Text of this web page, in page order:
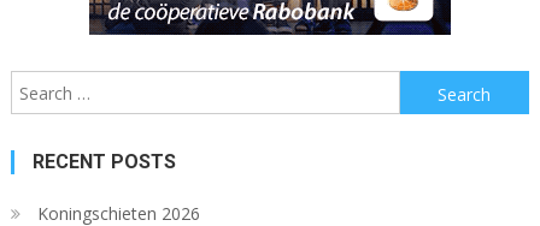
Search
for:
RECENT POSTS
Koningschieten 2026